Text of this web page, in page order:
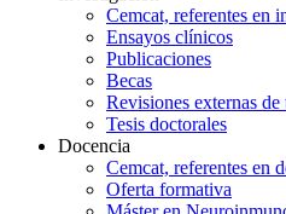
Cemcat, referentes en
Ensayos clínicos
Publicaciones
Becas
Revisiones externas
Tesis doctorales
Docencia
Cemcat, referentes en
Oferta formativa